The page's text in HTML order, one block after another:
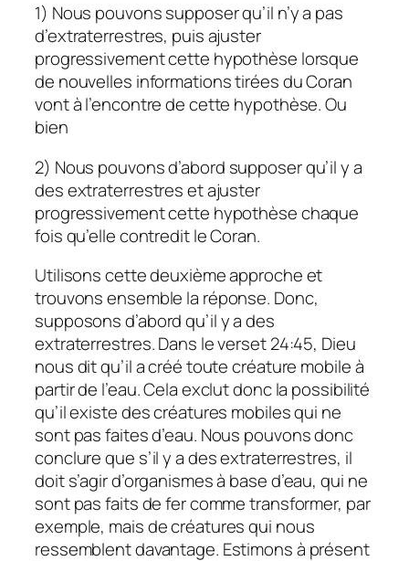
1) Nous pouvons supposer qu’il n’y a pas
d’extraterrestres, puis ajuster
progressivement cette hypothèse lorsque
de nouvelles informations tirées du Coran
vont à l’encontre de cette hypothèse. Ou
bien
2) Nous pouvons d’abord supposer qu’il y a
des extraterrestres et ajuster
progressivement cette hypothèse chaque
fois qu’elle contredit le Coran.
Utilisons cette deuxième approche et
trouvons ensemble la réponse. Donc,
supposons d’abord qu’il y a des
extraterrestres. Dans le verset 24:45, Dieu
nous dit qu’il a créé toute créature mobile à
partir de l’eau. Cela exclut donc la possibilité
qu’il existe des créatures mobiles qui ne
sont pas faites d’eau. Nous pouvons donc
conclure que s’il y a des extraterrestres, il
doit s’agir d’organismes à base d’eau, qui ne
sont pas faits de fer comme transformer, par
exemple, mais de créatures qui nous
ressemblent davantage. Estimons à présent